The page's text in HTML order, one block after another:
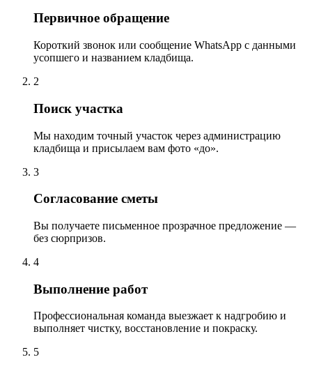
Первичное обращение
Короткий звонок или сообщение WhatsApp с данными
усопшего и названием кладбища.
2
Поиск участка
Мы находим точный участок через администрацию
кладбища и присылаем вам фото «до».
3
Согласование сметы
Вы получаете письменное прозрачное предложение —
без сюрпризов.
4
Выполнение работ
Профессиональная команда выезжает к надгробию и
выполняет чистку, восстановление и покраску.
5